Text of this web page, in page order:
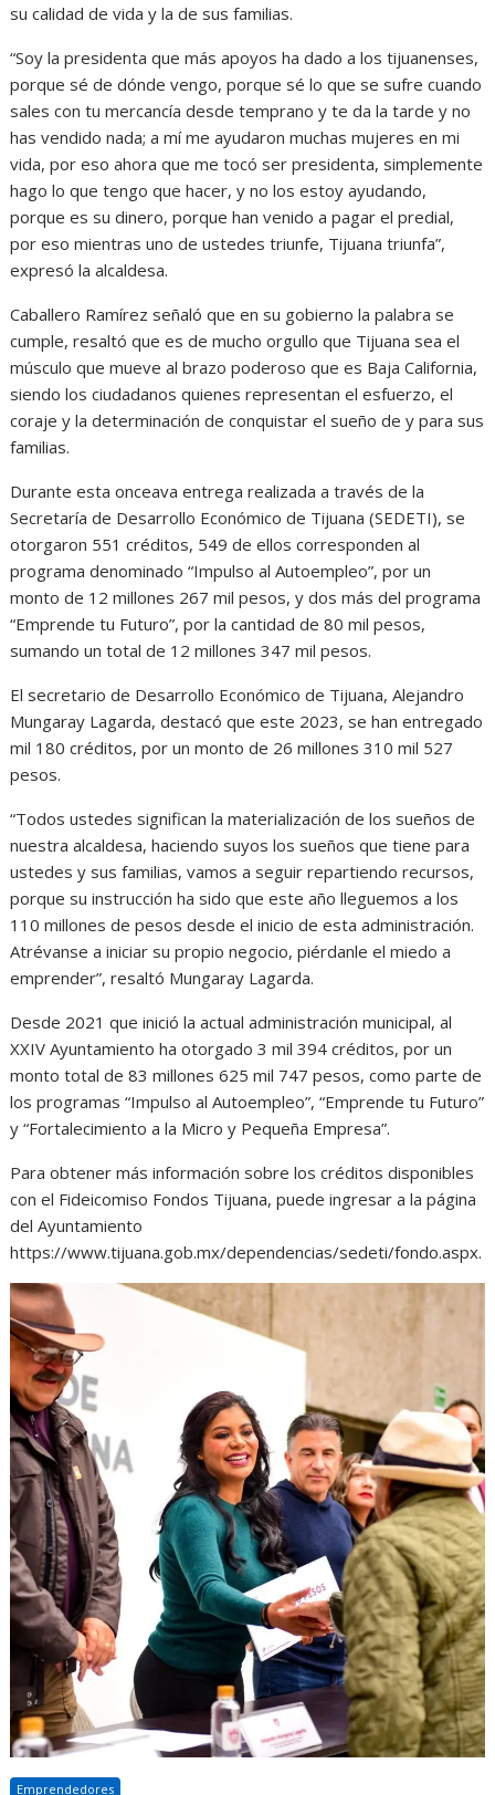
su calidad de vida y la de sus familias.
“Soy la presidenta que más apoyos ha dado a los tijuanenses,
porque sé de dónde vengo, porque sé lo que se sufre cuando
sales con tu mercancía desde temprano y te da la tarde y no
has vendido nada; a mí me ayudaron muchas mujeres en mi
vida, por eso ahora que me tocó ser presidenta, simplemente
hago lo que tengo que hacer, y no los estoy ayudando,
porque es su dinero, porque han venido a pagar el predial,
por eso mientras uno de ustedes triunfe, Tijuana triunfa”,
expresó la alcaldesa.
Caballero Ramírez señaló que en su gobierno la palabra se
cumple, resaltó que es de mucho orgullo que Tijuana sea el
músculo que mueve al brazo poderoso que es Baja California,
siendo los ciudadanos quienes representan el esfuerzo, el
coraje y la determinación de conquistar el sueño de y para sus
familias.
Durante esta onceava entrega realizada a través de la
Secretaría de Desarrollo Económico de Tijuana (SEDETI), se
otorgaron 551 créditos, 549 de ellos corresponden al
programa denominado “Impulso al Autoempleo”, por un
monto de 12 millones 267 mil pesos, y dos más del programa
“Emprende tu Futuro”, por la cantidad de 80 mil pesos,
sumando un total de 12 millones 347 mil pesos.
El secretario de Desarrollo Económico de Tijuana, Alejandro
Mungaray Lagarda, destacó que este 2023, se han entregado
mil 180 créditos, por un monto de 26 millones 310 mil 527
pesos.
“Todos ustedes significan la materialización de los sueños de
nuestra alcaldesa, haciendo suyos los sueños que tiene para
ustedes y sus familias, vamos a seguir repartiendo recursos,
porque su instrucción ha sido que este año lleguemos a los
110 millones de pesos desde el inicio de esta administración.
Atrévanse a iniciar su propio negocio, piérdanle el miedo a
emprender”, resaltó Mungaray Lagarda.
Desde 2021 que inició la actual administración municipal, al
XXIV Ayuntamiento ha otorgado 3 mil 394 créditos, por un
monto total de 83 millones 625 mil 747 pesos, como parte de
los programas “Impulso al Autoempleo”, “Emprende tu Futuro”
y “Fortalecimiento a la Micro y Pequeña Empresa”.
Para obtener más información sobre los créditos disponibles
con el Fideicomiso Fondos Tijuana, puede ingresar a la página
del Ayuntamiento
https://www.tijuana.gob.mx/dependencias/sedeti/fondo.aspx.
Emprendedores